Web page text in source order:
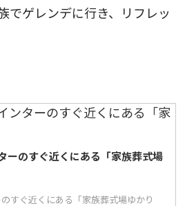
でゲレンデに行き、リフレッ
ーのすぐ近くにある「家族葬式場
すぐ近くにある「家族葬式場ゆかり